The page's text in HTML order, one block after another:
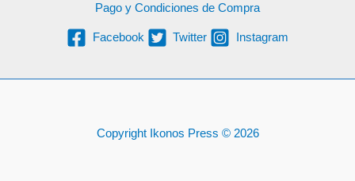
Pago y Condiciones de Compra
Facebook Twitter Instagram
Copyright Ikonos Press © 2026